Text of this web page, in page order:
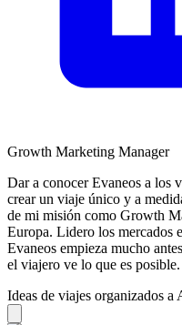
Growth Marketing Manager
Dar a conocer Evaneos a los
crear un viaje único y a
de mi misión como Growth
Europa. Lidero los mercados
Evaneos empieza mucho
el viajero ve lo que es posible.
Ideas de viajes organizados a